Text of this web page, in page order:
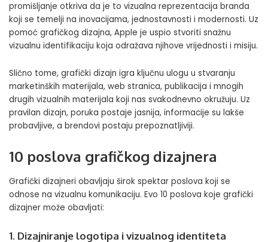
promišljanje otkriva da je to vizualna reprezentacija branda
koji se temelji na inovacijama, jednostavnosti i modernosti. Uz
pomoć grafičkog dizajna, Apple je uspio stvoriti snažnu
vizualnu identifikaciju koja odražava njihove vrijednosti i misiju.
Slično tome, grafički dizajn igra ključnu ulogu u stvaranju
marketinških materijala, web stranica, publikacija i mnogih
drugih vizualnih materijala koji nas svakodnevno okružuju. Uz
pravilan dizajn, poruka postaje jasnija, informacije su lakše
probavljive, a brendovi postaju prepoznatljiviji.
10 poslova grafičkog dizajnera
Grafički dizajneri obavljaju širok spektar poslova koji se
odnose na vizualnu komunikaciju. Evo 10 poslova koje grafički
dizajner može obavljati:
1. Dizajniranje logotipa i vizualnog identiteta